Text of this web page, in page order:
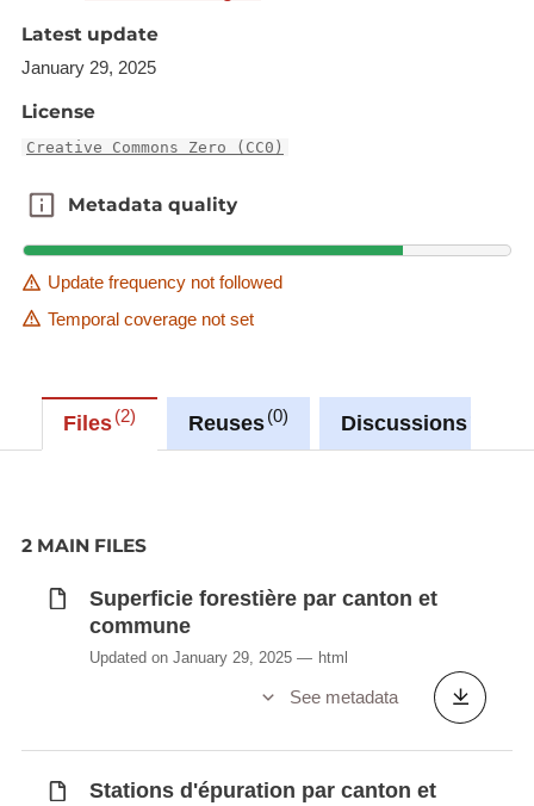
Latest update
January 29, 2025
License
Creative Commons Zero (CC0)
Metadata quality
Metadata quality
Update frequency not followed
Temporal coverage not set
Files 2 Reuses 0 Discussions
2 MAIN FILES
Superficie forestière par canton et
commune
Updated on January 29, 2025 html
See metadata
Stations d'épuration par canton et